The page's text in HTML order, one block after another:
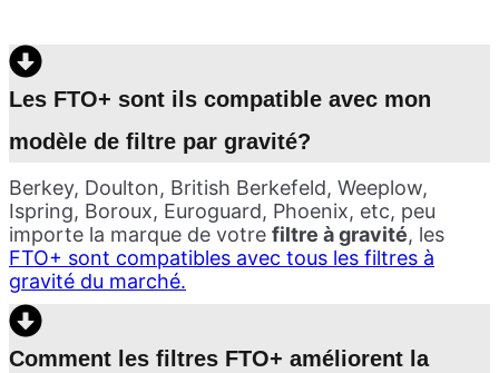
Les FTO+ sont ils compatible avec mon
modèle de filtre par gravité?
Berkey, Doulton, British Berkefeld, Weeplow,
Ispring, Boroux, Euroguard, Phoenix, etc, peu
importe la marque de votre filtre à gravité, les
FTO+ sont compatibles avec tous les filtres à
gravité du marché.
Comment les filtres FTO+ améliorent la